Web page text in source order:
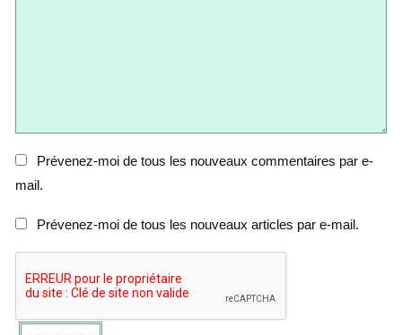
Prévenez-moi de tous les nouveaux commentaires par e-
mail.
Prévenez-moi de tous les nouveaux articles par e-mail.